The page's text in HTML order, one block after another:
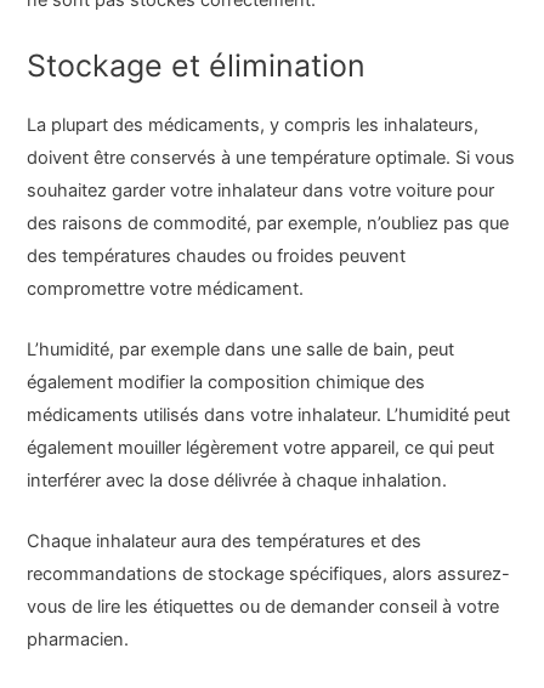
Stockage et élimination
La plupart des médicaments, y compris les inhalateurs,
doivent être conservés à une température optimale. Si vous
souhaitez garder votre inhalateur dans votre voiture pour
des raisons de commodité, par exemple, n’oubliez pas que
des températures chaudes ou froides peuvent
compromettre votre médicament.
L’humidité, par exemple dans une salle de bain, peut
également modifier la composition chimique des
médicaments utilisés dans votre inhalateur. L’humidité peut
également mouiller légèrement votre appareil, ce qui peut
interférer avec la dose délivrée à chaque inhalation.
Chaque inhalateur aura des températures et des
recommandations de stockage spécifiques, alors assurez-
vous de lire les étiquettes ou de demander conseil à votre
pharmacien.